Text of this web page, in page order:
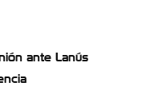
ante Lanús